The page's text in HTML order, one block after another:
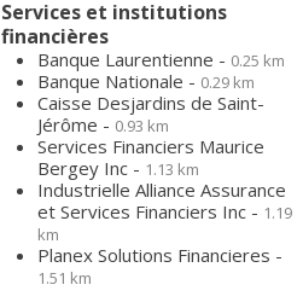
Services et institutions
financières
Banque Laurentienne - 0.25 km
Banque Nationale - 0.29 km
Caisse Desjardins de Saint-
Jérôme - 0.93 km
Services Financiers Maurice
Bergey Inc - 1.13 km
Industrielle Alliance Assurance
et Services Financiers Inc - 1.19
km
Planex Solutions Financieres -
1.51 km